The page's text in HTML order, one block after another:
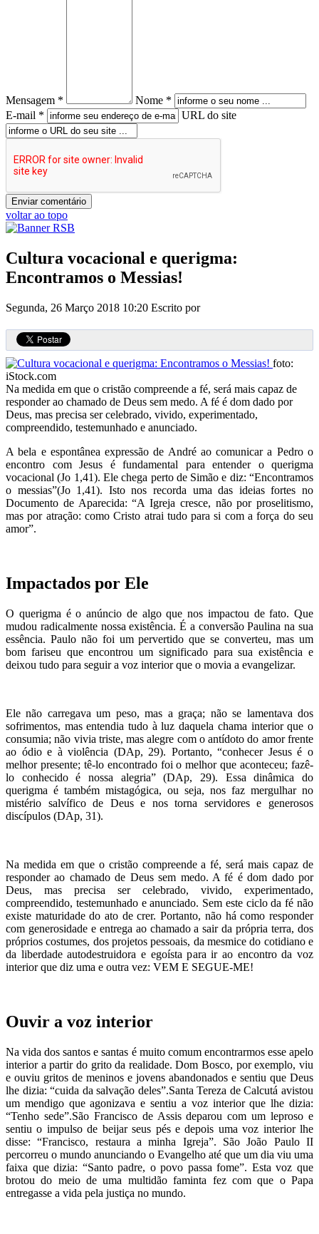
Mensagem *
Nome *
E-mail *
URL do site
voltar ao topo
Cultura vocacional e querigma:
Encontramos o Messias!
Segunda, 26 Março 2018 10:20 Escrito por
foto:
iStock.com
Na medida em que o cristão compreende a fé, será mais capaz de
responder ao chamado de Deus sem medo. A fé é dom dado por
Deus, mas precisa ser celebrado, vivido, experimentado,
compreendido, testemunhado e anunciado.
A bela e espontânea expressão de André ao comunicar a Pedro o
encontro com Jesus é fundamental para entender o querigma
vocacional (Jo 1,41). Ele chega perto de Simão e diz: “Encontramos
o messias”(Jo 1,41). Isto nos recorda uma das ideias fortes no
Documento de Aparecida: “A Igreja cresce, não por proselitismo,
mas por atração: como Cristo atrai tudo para si com a força do seu
amor”.
Impactados por Ele
O querigma é o anúncio de algo que nos impactou de fato. Que
mudou radicalmente nossa existência. É a conversão Paulina na sua
essência. Paulo não foi um pervertido que se converteu, mas um
bom fariseu que encontrou um significado para sua existência e
deixou tudo para seguir a voz interior que o movia a evangelizar.
Ele não carregava um peso, mas a graça; não se lamentava dos
sofrimentos, mas entendia tudo à luz daquela chama interior que o
consumia; não vivia triste, mas alegre com o antídoto do amor frente
ao ódio e à violência (DAp, 29). Portanto, “conhecer Jesus é o
melhor presente; tê-lo encontrado foi o melhor que aconteceu; fazê-
lo conhecido é nossa alegria” (DAp, 29). Essa dinâmica do
querigma é também mistagógica, ou seja, nos faz mergulhar no
mistério salvífico de Deus e nos torna servidores e generosos
discípulos (DAp, 31).
Na medida em que o cristão compreende a fé, será mais capaz de
responder ao chamado de Deus sem medo. A fé é dom dado por
Deus, mas precisa ser celebrado, vivido, experimentado,
compreendido, testemunhado e anunciado. Sem este ciclo da fé não
existe maturidade do ato de crer. Portanto, não há como responder
com generosidade e entrega ao chamado a sair da própria terra, dos
próprios costumes, dos projetos pessoais, da mesmice do cotidiano e
da liberdade autodestruidora e egoísta para ir ao encontro da voz
interior que diz uma e outra vez: VEM E SEGUE-ME!
Ouvir a voz interior
Na vida dos santos e santas é muito comum encontrarmos esse apelo
interior a partir do grito da realidade. Dom Bosco, por exemplo, viu
e ouviu gritos de meninos e jovens abandonados e sentiu que Deus
lhe dizia: “cuida da salvação deles”.Santa Tereza de Calcutá avistou
um mendigo que agonizava e sentiu a voz interior que lhe dizia:
“Tenho sede”.São Francisco de Assis deparou com um leproso e
sentiu o impulso de beijar seus pés e depois uma voz interior lhe
disse: “Francisco, restaura a minha Igreja”. São João Paulo II
percorreu o mundo anunciando o Evangelho até que um dia viu uma
faixa que dizia: “Santo padre, o povo passa fome”. Esta voz que
brotou do meio de uma multidão faminta fez com que o Papa
entregasse a vida pela justiça no mundo.